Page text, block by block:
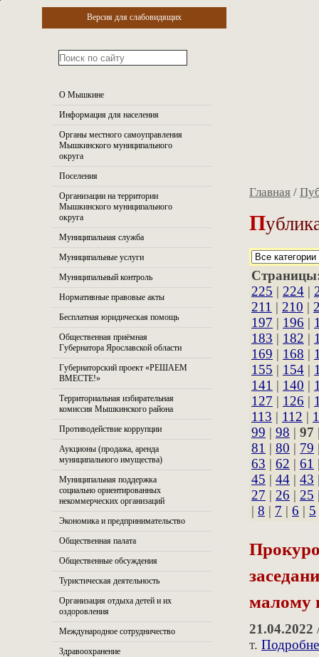
О Мышкине
Информация для населения
Органы местного самоуправления
Мышкинского муниципального
округа
Поселения
Организации на территории
Мышкинского муниципального
округа
Муниципальная служба
Муниципальные услуги
Муниципальный контроль
Нормативные правовые акты
Бесплатная юридическая помощь
Общественная приёмная
Губернатора Ярославской области
Губернаторский проект «РЕШАЕМ
ВМЕСТЕ!»
Территориальная избирательная
комиссия Мышкинского района
Противодействие коррупции
Аукционы (продажа, аренда
муниципального имущества)
Муниципальная поддержка
социально ориентированных
некоммерческих организаций
Экономика и предпринимательство
Общественная палата
Общественные обсуждения
Туристическая деятельность
Организация отдыха детей и их
оздоровления
Международное сотрудничество
Здравоохранение
Главная /
П
225 | 224 |
211 | 210 |
197 | 196 |
183 | 182 |
169 | 168 |
155 | 154 |
141 | 140 |
127 | 126 |
113 | 112 |
99 | 98 | 97
81 | 80 | 79
63 | 62 | 61
45 | 44 | 43
27 | 26 | 25
| 8 | 7 | 6 | 5
малому
21.04.2022
т.
Версия для слабовидящих